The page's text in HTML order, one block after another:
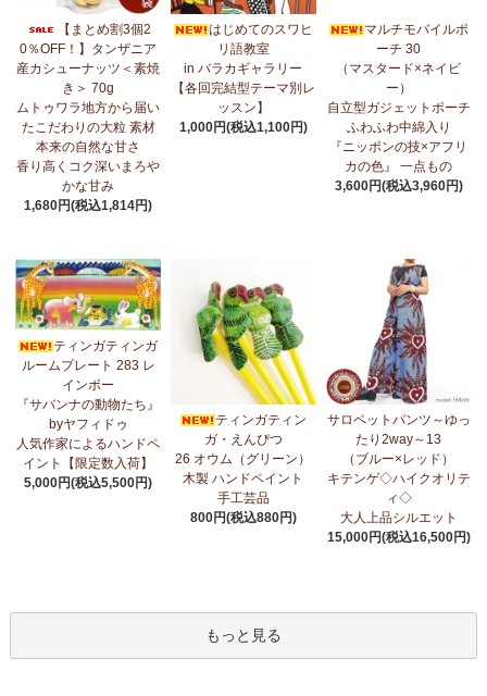
フリルマルチストール新入荷！ ～腰や首に巻いてアレンジ
無限大！
7/10： ティンガティンガ・アート～マサイの作品 新入荷！
7/10：ティンガティンガ・アート～Sサイズの作品 新入荷！作家
名ごとに2つのカテゴリーでご紹介します
→ 作家名 A―L
7/7：カンガ2026新柄 タンザニアより完全限定入荷！
7/3：【まとめ割SALE！】3個で10％OFF！タンザニア産カシュー
ナッツ＜素焼き＞＜うす塩＞～こだわりの大粒 香り高くコク深い
まろやかな甘み～
6/30： マルチモバイルポーチ新入荷！『ニッポンの技×アフリカ
の色』
6/30：ティンガティンガ・アート～Sサイズの作品 新入荷！作家
名ごとに2つのカテゴリーでご紹介します
→ 作家名 A―L
→ 作家名 M―Z
アフリカスクワランオイル～100％天然由来成分、無添加～
ウエルネス アロマ カテゴリーに新入荷！
ハイクオリティ◇で仕立てた新作登場！『ニッポンの技×アフリカ
の色』
【まとめ割3個2
0％OFF！】タンザニア
産カシューナッツ＜素焼
き＞ 70g
ムトゥワラ地方から届い
たこだわりの大粒 素材
本来の自然な甘さ
香り高くコク深いまろや
かな甘み
1,680円(税込1,814円)
はじめてのスワヒ
リ語教室
in バラカギャラリー
【各回完結型テーマ別レ
ッスン】
1,000円(税込1,100円)
マルチモバイルポ
ーチ 30
（マスタード×ネイビ
ー）
自立型ガジェットポーチ
ふわふわ中綿入り
『ニッポンの技×アフリ
カの色』 一点もの
3,600円(税込3,960円)
ティンガティンガ
ルームプレート 283 レ
インボー
『サバンナの動物たち』
byヤフィドゥ
人気作家によるハンドペ
イント【限定数入荷】
5,000円(税込5,500円)
ティンガティン
ガ・えんぴつ
26 オウム（グリーン）
木製 ハンドペイント
手工芸品
800円(税込880円)
サロペットパンツ～ゆっ
たり2way～13
（ブルー×レッド）
キテンゲ◇ハイクオリテ
ィ◇
大人上品シルエット
15,000円(税込16,500円)
もっと見る